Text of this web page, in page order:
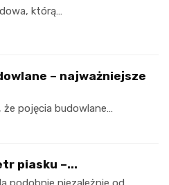
którą…
– najważniejsze
że pojęcia budowlane…
piasku –...